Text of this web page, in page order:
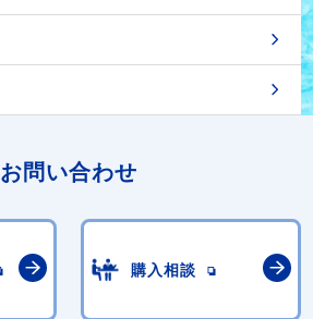
お問い合わせ
購入相談